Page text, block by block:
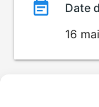
Date
16